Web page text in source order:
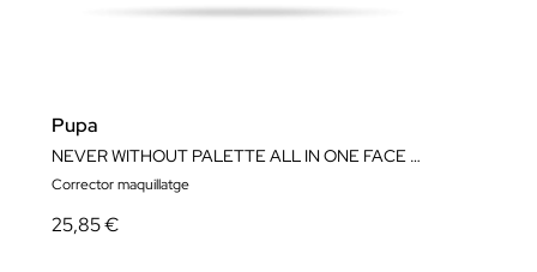
Pupa
NEVER WITHOUT PALETTE ALL IN ONE FACE PALETTE
Corrector maquillatge
25,85 €